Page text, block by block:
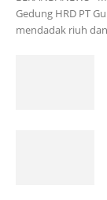
Gedung HRD PT
mendadak riuh